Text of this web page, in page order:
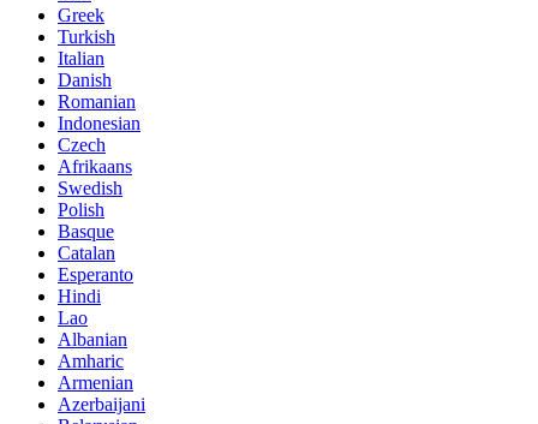
Greek
Turkish
Italian
Danish
Romanian
Indonesian
Czech
Afrikaans
Swedish
Polish
Basque
Catalan
Esperanto
Hindi
Lao
Albanian
Amharic
Armenian
Azerbaijani